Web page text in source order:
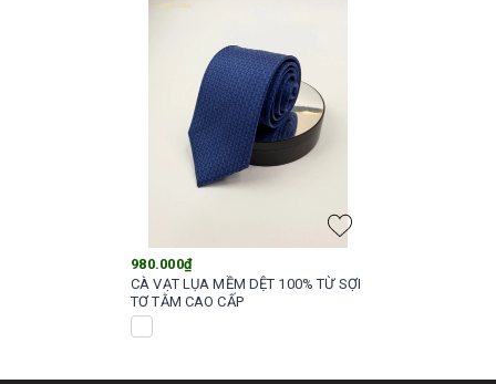
980.000₫
CÀ VẠT LỤA MỀM DỆT 100% TỪ SỢI
TƠ TẰM CAO CẤP